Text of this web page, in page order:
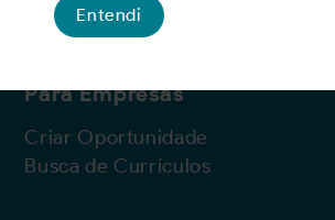
Para Empresas
Criar Oportunidade
Busca de Currículos
Entendi